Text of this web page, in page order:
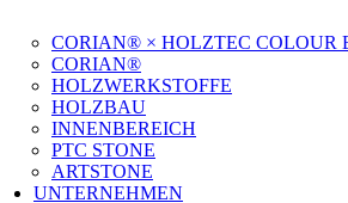
CORIAN® × HOLZTEC COLOUR
CORIAN®
HOLZWERKSTOFFE
HOLZBAU
INNENBEREICH
PTC STONE
ARTSTONE
UNTERNEHMEN